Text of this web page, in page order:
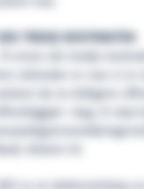
DEN TREDJE KONTRAKTEN
– Å vinne vår tredje
fem måneder er noe vi
mellom de to tidligere
offentliggjør i dag. Vi